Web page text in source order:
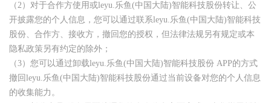
（2）对于合作方使用或leyu.乐鱼(中国大陆)智能科技股份转让、公
开披露您的个人信息，您可以通过联系leyu.乐鱼(中国大陆)智能科技
股份、合作方、接收方，撤回您的授权，但法律法规另有规定或本
隐私政策另有约定的除外；
（3）您可以通过卸载leyu.乐鱼(中国大陆)智能科技股份 APP的方式
撤回leyu.乐鱼(中国大陆)智能科技股份通过当前设备对您的个人信息
的收集能力。